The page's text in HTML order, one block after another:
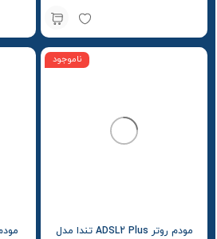
ناموجود
مودم روتر ADSL2 Plus تندا مدل